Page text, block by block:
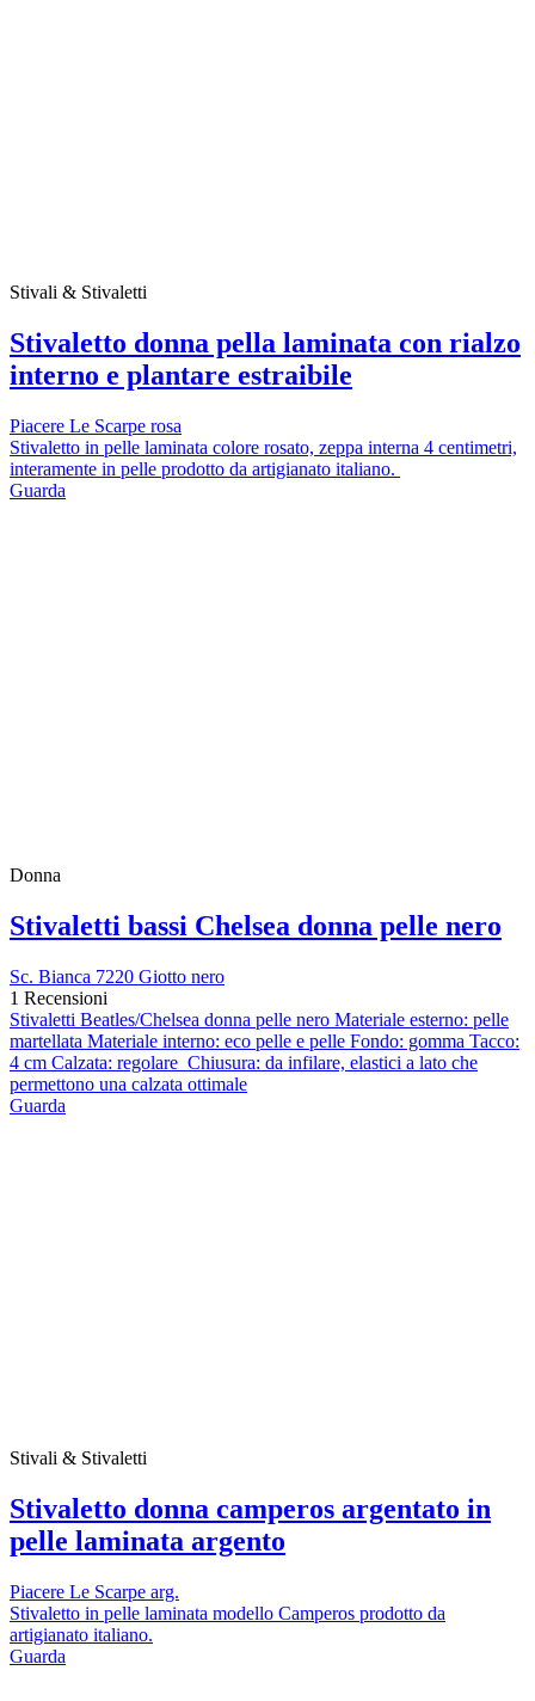
Stivali & Stivaletti
Stivaletto donna pella laminata con rialzo
interno e plantare estraibile
Piacere Le Scarpe rosa
Stivaletto in pelle laminata colore rosato, zeppa interna 4 centimetri,
interamente in pelle prodotto da artigianato italiano.
Guarda
Donna
Stivaletti bassi Chelsea donna pelle nero
Sc. Bianca 7220 Giotto nero
1 Recensioni
Stivaletti Beatles/Chelsea donna pelle nero Materiale esterno: pelle
martellata Materiale interno: eco pelle e pelle Fondo: gomma Tacco:
4 cm Calzata: regolare Chiusura: da infilare, elastici a lato che
permettono una calzata ottimale
Guarda
Stivali & Stivaletti
Stivaletto donna camperos argentato in
pelle laminata argento
Piacere Le Scarpe arg.
Stivaletto in pelle laminata modello Camperos prodotto da
artigianato italiano.
Guarda